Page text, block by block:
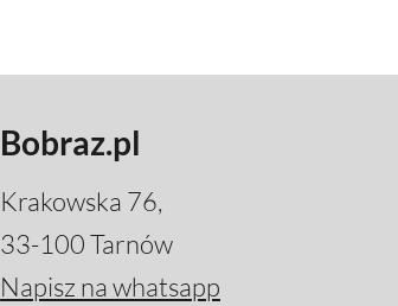
Bobraz.pl
Krakowska 76,
33-100 Tarnów
Napisz na whatsapp